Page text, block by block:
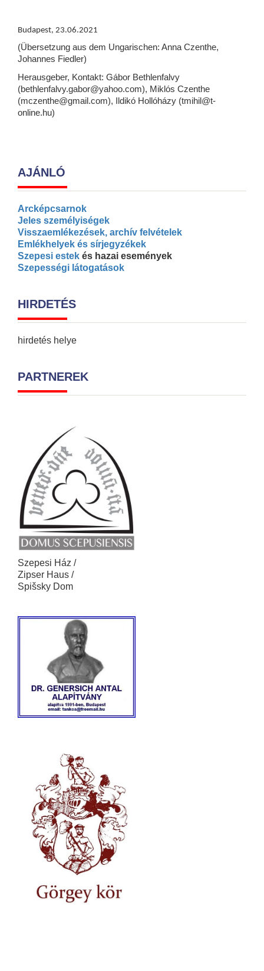
Budapest, 23.06.2021
(Übersetzung aus dem Ungarischen: Anna Czenthe,
Johannes Fiedler)
Herausgeber, Kontakt: Gábor Bethlenfalvy
(bethlenfalvy.gabor@yahoo.com), Miklós Czenthe
(mczenthe@gmail.com), Ildikó Hollóházy (tmihil@t-
online.hu)
AJÁNLÓ
Arcképcsarnok
Jeles személyiségek
Visszaemlékezések, archív felvételek
Emlékhelyek és sírjegyzékek
Szepesi estek és hazai események
Szepességi látogatások
HIRDETÉS
hirdetés helye
PARTNEREK
Szepesi Ház /
Zipser Haus /
Spišsky Dom